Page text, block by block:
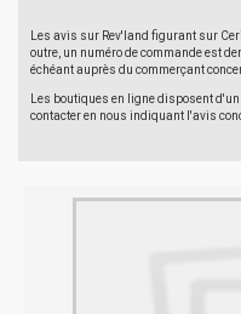
Les avis sur Rev'land figurant sur
outre, un numéro de commande est
échéant auprès du commerçant
Les boutiques en ligne disposent
contacter en nous indiquant l'avis